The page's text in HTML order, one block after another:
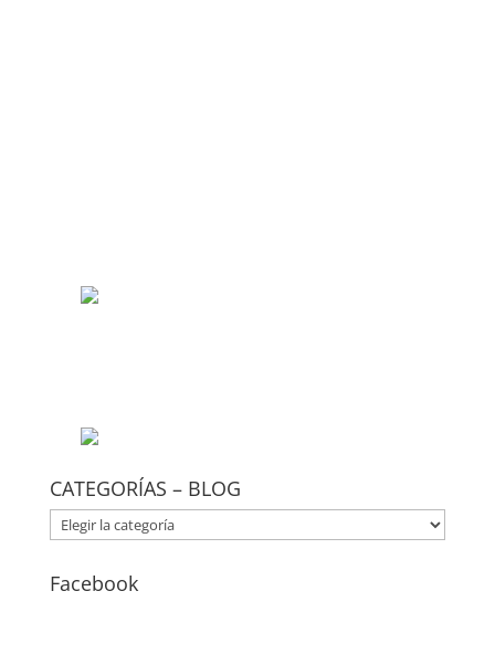
CATEGORÍAS – BLOG
CATEGORÍAS
–
Facebook